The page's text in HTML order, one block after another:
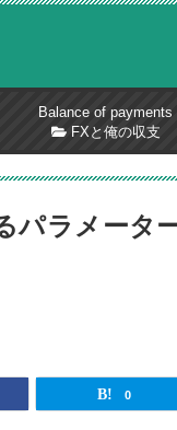
Balance of payments
FXと俺の収支
パラメータ
0